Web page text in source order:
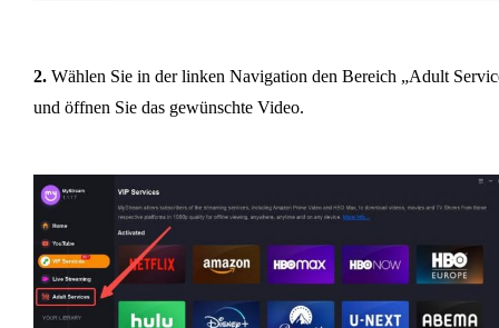
2.Wählen Sie in der linken Navigation den Bereich „Adult
und öffnen Sie das gewünschte Video.